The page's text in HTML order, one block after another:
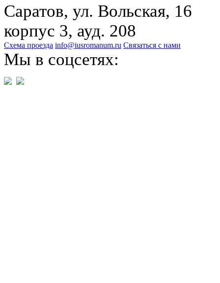
Саратов, ул. Вольская, 16
корпус 3, ауд. 208
Схема проезда info@iusromanum.ru Связаться с нами
Мы в соцсетях: